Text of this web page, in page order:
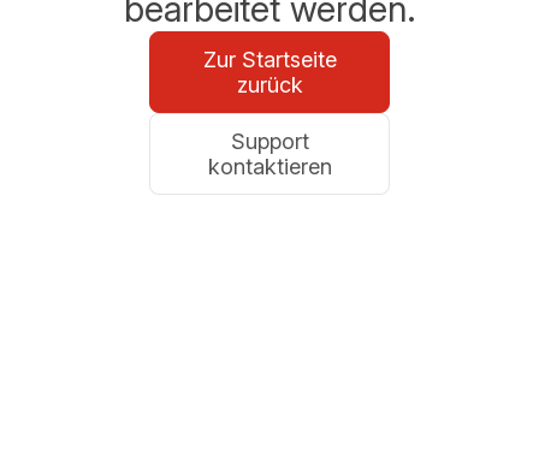
Zur Startseite
zurück
Support
kontaktieren